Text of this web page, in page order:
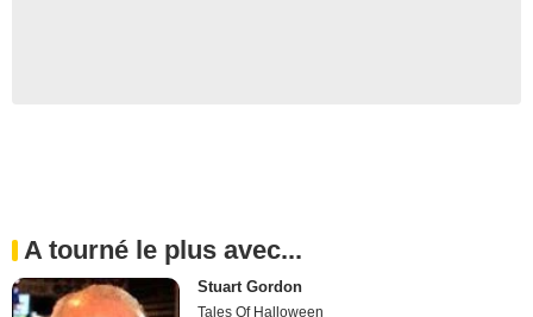
A tourné le plus avec...
Stuart Gordon
Tales Of Halloween